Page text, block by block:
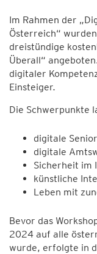
Im Rahmen der
Österreich“
dreistündige
Überall“
digitaler
Einsteiger.
Die Schwerpunkte
digitale
digitale
Sicherheit im
künstliche
Leben mit
Bevor das
2024 auf alle
wurde, erfolgte in